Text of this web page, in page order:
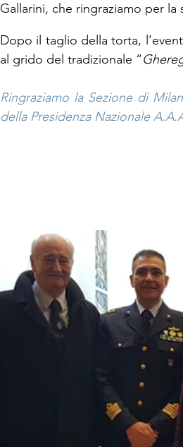
Gallarini, che ringraziamo per la
Dopo il taglio della torta,
al grido del tradizionale “
Ringraziamo la Sezione di
della Presidenza Nazionale